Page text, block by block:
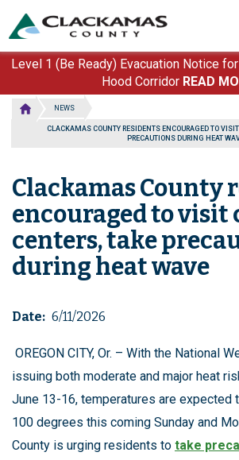
main
content
Level 1 (Be Ready) Evacuation Notice
Hood Corridor READ
NEWS
CLACKAMAS COUNTY RESIDENTS ENCOURAGED TO
PRECAUTIONS DURING HEAT
Clackamas County
encouraged to visit
centers, take
during heat wave
Date 6/11/2026
OREGON CITY, Or. – With the National
issuing both moderate and major heat
June 13-16, temperatures are expected
100 degrees this coming Sunday and
County is urging residents to take